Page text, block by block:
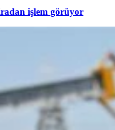
işlem görüyor